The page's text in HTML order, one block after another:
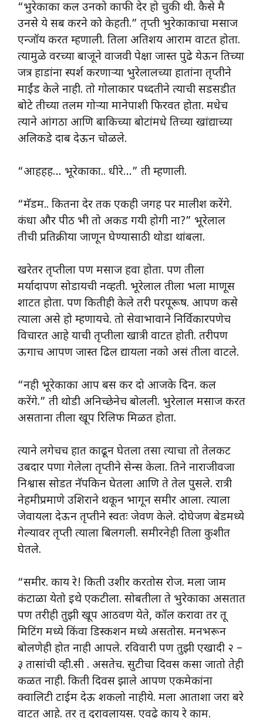
“भुरेकाका कल उनको काफी देर हो चुकी थी. कैसे मै
उनसे ये सब करने को केहती.” तृप्ती भुरेकाकाचा मसाज
एन्जॉय करत म्हणाली. तिला अतिशय आराम वाटत होता.
त्यामुळे वरच्या बाजूने वाजवी पेक्षा जास्त पुढे येऊन तिच्या
जत्र हाडांना स्पर्श करणाऱ्या भुरेलालच्या हातांना तृप्तीने
माईंड केले नाही. तो गोलाकार पध्दतीने त्याची सडसडीत
बोटे तीच्या तलम गोर्‍या मानेपाशी फिरवत होता. मधेच
त्याने आंगठा आणि बाकिच्या बोटांमधे तिच्या खांद्याच्या
अलिकडे दाब देऊन चोळले.
“आहहह… भूरेकाका.. धीरे…” ती म्हणाली.
“मॅडम.. कितना देर तक एकही जगह पर मालीश करेंगे.
कंधा और पीठ भी तो अकड गयी होगी ना?” भूरेलाल
तीची प्रतिक्रीया जाणून घेण्यासाठी थोडा थांबला.
खरेतर तृप्तीला पण मसाज हवा होता. पण तीला
मर्यादापण सोडायची नव्हती. भूरेलाल तीला भला माणूस
शाटत होता. पण कितीही केले तरी परपूरूष. आपण कसे
त्याला असे हो म्हणायचे. तो सेवाभावाने निर्विकारपणेच
विचारत आहे याची तृप्तीला खात्री वाटत होती. तरीपण
ऊगाच आपण जास्त ढिल द्यायला नको असं तीला वाटले.
“नही भूरेकाका आप बस कर दो आजके दिन. कल
करेंगे.” ती थोडी अनिच्छेनेच बोलली. भुरेलाल मसाज करत
असताना तीला खूप रिलिफ मिळत होता.
त्याने लगेचच हात काढून घेतला तसा त्याचा तो तेलकट
उबदार पणा गेलेला तृप्तीने सेन्स केला. तिने नाराजीवजा
निश्वास सोडत नॅपकिन घेतला आणि ते तेल पुसले. रात्री
नेहमीप्रमाणे उशिराने थकून भागून समीर आला. त्याला
जेवायला देऊन तृप्तीने स्वतः जेवण केले. दोघेजण बेडमध्ये
गेल्यावर तृप्ती त्याला बिलगली. समीरनेही तिला कुशीत
घेतले.
“समीर. काय रे! किती उशीर करतोस रोज. मला जाम
कंटाळा येतो इथे एकटीला. सोबतीला ते भुरेकाका असतात
पण तरीही तुझी खूप आठवण येते, कॉल करावा तर तू
मिटिंग मध्ये किंवा डिस्कशन मध्ये असतोस. मनभरून
बोलणेही होत नाही आपले. रविवारी पण तुझी एखादी २ –
३ तासांची व्ही.सी . असतेच. सुटीचा दिवस कसा जातो तेही
कळत नाही. किती दिवस झाले आपण एकमेकांना
क्वालिटी टाईम देऊ शकलो नाहीये. मला आताशा जरा बरे
वाटत आहे. तर तू दुरावलायस. एवढे काय रे काम.